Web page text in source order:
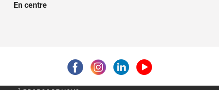
En centre